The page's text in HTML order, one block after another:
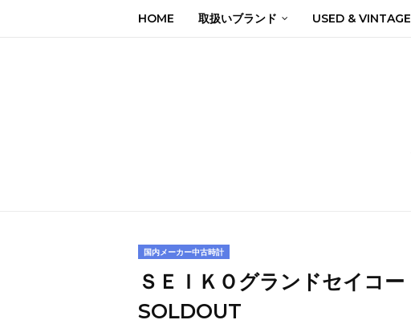
HOME 取扱いブランド USED & VINTAGE
国内メーカー中古時計
ＳＥＩＫＯグランドセイコー
SOLDOUT